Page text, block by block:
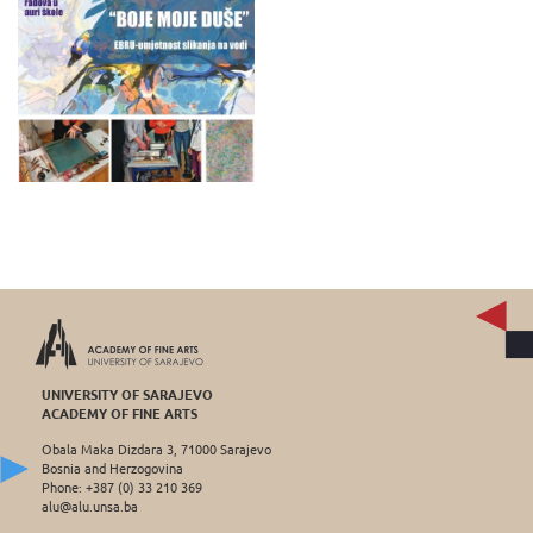
UNIVERSITY OF SARAJEVO
ACADEMY OF FINE ARTS
Obala Maka Dizdara 3, 71000 Sarajevo
Bosnia and Herzogovina
Phone: +387 (0) 33 210 369
alu@alu.unsa.ba